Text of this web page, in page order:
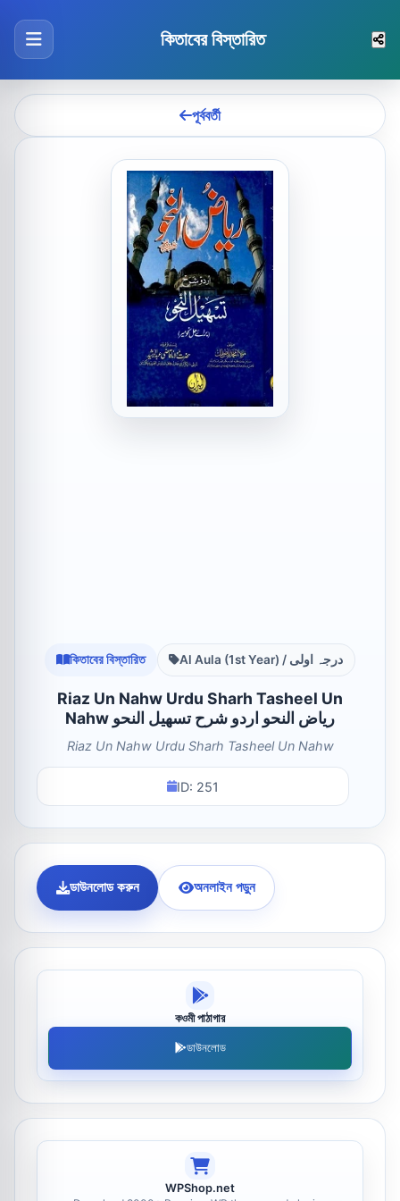
কিতাবের বিস্তারিত
পূর্ববর্তী
কিতাবের বিস্তারিত Al Aula (1st Year) / درجہ اولی
Riaz Un Nahw Urdu Sharh Tasheel Un
Nahw ریاض النحو اردو شرح تسھیل النحو
Riaz Un Nahw Urdu Sharh Tasheel Un Nahw
ID: 251
ডাউনলোড করুন অনলাইন পড়ুন
কওমী পাঠাগার
ডাউনলোড
WPShop.net